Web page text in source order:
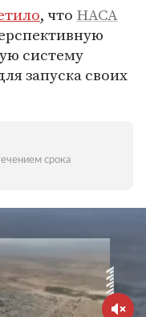
, что НАСА
систему
запуска своих
срока